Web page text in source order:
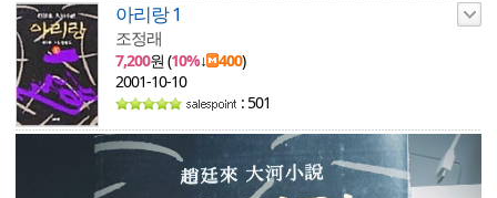
아리랑 1
조정래
7,200원 (10%↓ 400)
2001-10-10
: 501